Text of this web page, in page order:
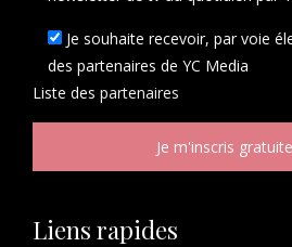
Je souhaite recevoir, par voie
des partenaires de YC Media
Liste des partenaires
Liens rapides